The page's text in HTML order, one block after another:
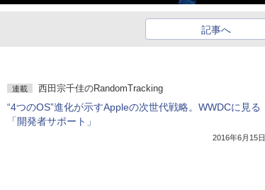
記事へ
連載 西田宗千佳のRandomTracking
“4つのOS”進化が示すAppleの次世代戦略。WWDCに見る
「開発者サポート」
2016年6月15日